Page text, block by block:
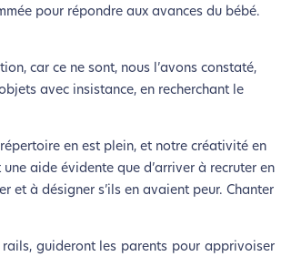
pour répondre aux avances du bébé.
car ce ne sont, nous l’avons constaté,
avec insistance, en recherchant le
en est plein, et notre créativité en
aide évidente que d’arriver à recruter en
et à désigner s’ils en avaient peur. Chanter
guideront les parents pour apprivoiser